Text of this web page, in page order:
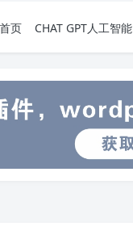
首页 CHAT GPT人工智能